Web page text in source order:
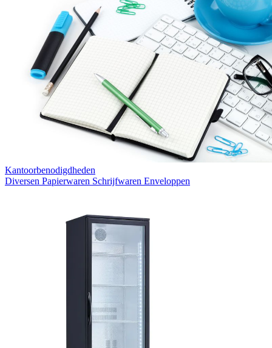
Kantoorbenodigdheden
Diversen Papierwaren Schrijfwaren Enveloppen